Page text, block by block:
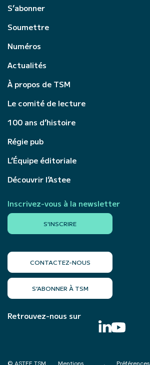
S’abonner
Soumettre
Numéros
Actualités
À propos de TSM
Le comité de lecture
100 ans d’histoire
Régie pub
L’Équipe éditoriale
Découvrir l’Astee
Inscrivez-vous à la newsletter
S'INSCRIRE
CONTACTEZ-NOUS
S’ABONNER À TSM
Retrouvez-nous sur
© ASTEE TSM Mentions Préférences